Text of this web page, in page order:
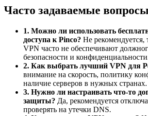
Часто задаваемые
1. Можно ли использовать
доступа к Pinco? Не рекомендуется,
VPN часто не обеспечивают
безопасности и
2. Как выбрать лучший VPN для
внимание на скорость, политику
наличие серверов в нужных странах.
3. Нужно ли настраивать что-то
защиты? Да, рекомендуется
проверять на утечки DNS.